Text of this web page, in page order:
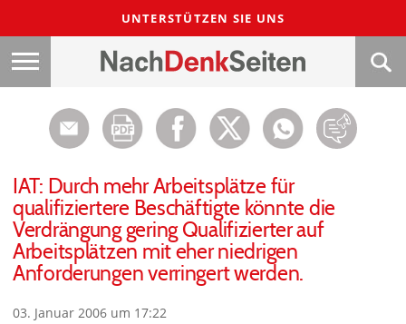
UNTERSTÜTZEN SIE UNS
IAT: Durch mehr Arbeitsplätze für
qualifiziertere Beschäftigte könnte die
Verdrängung gering Qualifizierter auf
Arbeitsplätzen mit eher niedrigen
Anforderungen verringert werden.
03. Januar 2006 um 17:22